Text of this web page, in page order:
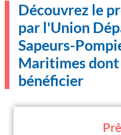
Découvrez le
par l'Union
Sapeurs-
Maritimes dont
bénéficier